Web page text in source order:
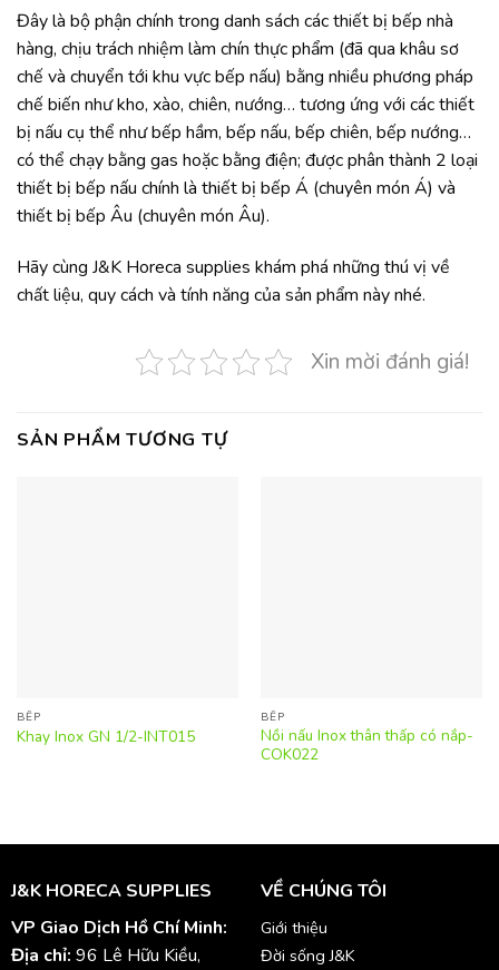
Đây là bộ phận chính trong danh sách các thiết bị bếp nhà
hàng, chịu trách nhiệm làm chín thực phẩm (đã qua khâu sơ
chế và chuyển tới khu vực bếp nấu) bằng nhiều phương pháp
chế biến như kho, xào, chiên, nướng… tương ứng với các thiết
bị nấu cụ thể như bếp hầm, bếp nấu, bếp chiên, bếp nướng…
có thể chạy bằng gas hoặc bằng điện; được phân thành 2 loại
thiết bị bếp nấu chính là thiết bị bếp Á (chuyên món Á) và
thiết bị bếp Âu (chuyên món Âu).
Hãy cùng J&K Horeca supplies khám phá những thú vị về
chất liệu, quy cách và tính năng của sản phẩm này nhé.
Xin mời đánh giá!
SẢN PHẨM TƯƠNG TỰ
BẾP
Khay Inox GN 1/2-INT015
BẾP
Nồi nấu Inox thân thấp có nắp-
COK022
J&K HORECA SUPPLIES
VP Giao Dịch Hồ Chí Minh:
Địa chỉ: 96 Lê Hữu Kiều,
VỀ CHÚNG TÔI
Giới thiệu
Đời sống J&K